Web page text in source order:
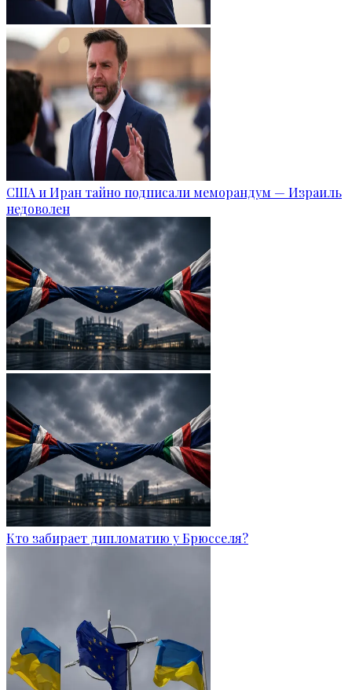
США и Иран тайно подписали меморандум — Израиль
недоволен
Кто забирает дипломатию у Брюсселя?